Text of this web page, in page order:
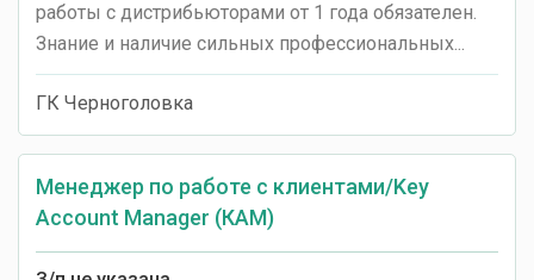
работы с дистрибьюторами от 1 года обязателен.
Знание и наличие сильных профессиональных...
ГК Черноголовка
Менеджер по работе с клиентами/Key
Account Manager (КАМ)